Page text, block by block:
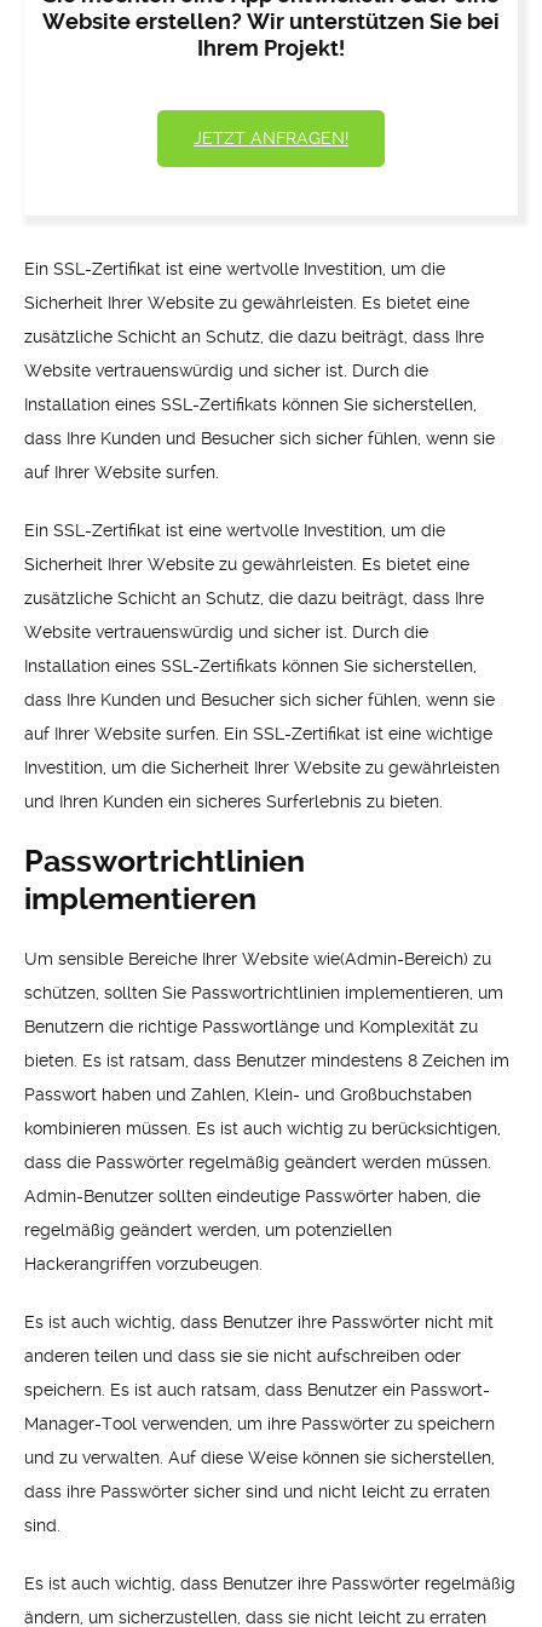
Website erstellen? Wir unterstützen Sie bei
Ihrem Projekt!
JETZT ANFRAGEN!
Ein SSL-Zertifikat ist eine wertvolle Investition, um die
Sicherheit Ihrer Website zu gewährleisten. Es bietet eine
zusätzliche Schicht an Schutz, die dazu beiträgt, dass Ihre
Website vertrauenswürdig und sicher ist. Durch die
Installation eines SSL-Zertifikats können Sie sicherstellen,
dass Ihre Kunden und Besucher sich sicher fühlen, wenn sie
auf Ihrer Website surfen.
Ein SSL-Zertifikat ist eine wertvolle Investition, um die
Sicherheit Ihrer Website zu gewährleisten. Es bietet eine
zusätzliche Schicht an Schutz, die dazu beiträgt, dass Ihre
Website vertrauenswürdig und sicher ist. Durch die
Installation eines SSL-Zertifikats können Sie sicherstellen,
dass Ihre Kunden und Besucher sich sicher fühlen, wenn sie
auf Ihrer Website surfen. Ein SSL-Zertifikat ist eine wichtige
Investition, um die Sicherheit Ihrer Website zu gewährleisten
und Ihren Kunden ein sicheres Surferlebnis zu bieten.
Passwortrichtlinien
implementieren
Um sensible Bereiche Ihrer Website wie(Admin-Bereich) zu
schützen, sollten Sie Passwortrichtlinien implementieren, um
Benutzern die richtige Passwortlänge und Komplexität zu
bieten. Es ist ratsam, dass Benutzer mindestens 8 Zeichen im
Passwort haben und Zahlen, Klein- und Großbuchstaben
kombinieren müssen. Es ist auch wichtig zu berücksichtigen,
dass die Passwörter regelmäßig geändert werden müssen.
Admin-Benutzer sollten eindeutige Passwörter haben, die
regelmäßig geändert werden, um potenziellen
Hackerangriffen vorzubeugen.
Es ist auch wichtig, dass Benutzer ihre Passwörter nicht mit
anderen teilen und dass sie sie nicht aufschreiben oder
speichern. Es ist auch ratsam, dass Benutzer ein Passwort-
Manager-Tool verwenden, um ihre Passwörter zu speichern
und zu verwalten. Auf diese Weise können sie sicherstellen,
dass ihre Passwörter sicher sind und nicht leicht zu erraten
sind.
Es ist auch wichtig, dass Benutzer ihre Passwörter regelmäßig
ändern, um sicherzustellen, dass sie nicht leicht zu erraten